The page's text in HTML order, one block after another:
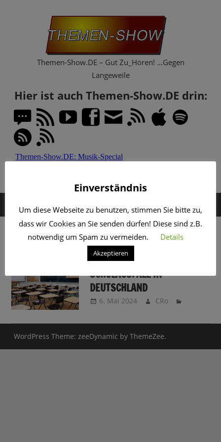
Themen-Show.DE – Gut Zu_Hören! …Gegen
Langeweile
Hier ist auch Themen-Show.DE drin:
MENÜ
SCHLAGWORT:LEHRER
YEY ODER NEE –
SCHULAUSFALL IN
DEUTSCHLAND
6. Mai 2024 CRo
WordPress Theme: zeeDynamic by ThemeZee.
Einverständnis
Um diese Webseite zu benutzen, stimmen Sie bitte zu,
dass wir Cookies an Sie senden dürfen! Diese sind z.B.
notwendig um Spam zu vermeiden.
Details
Akzeptieren